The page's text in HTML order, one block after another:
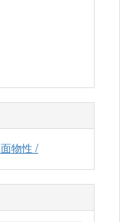
物性 /